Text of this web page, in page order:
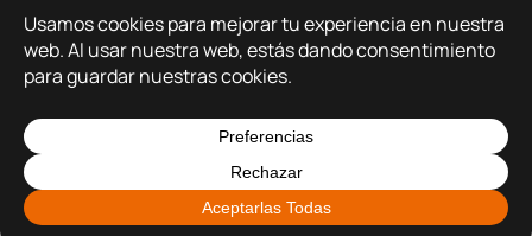
¡Visitar ASTROMONO ya!
Copyright © 2025 –ASTROMONO Hazlo por familia.
Política de cookies